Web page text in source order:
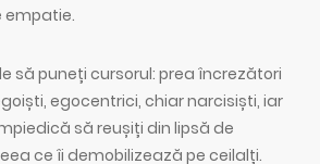
să puneți cursorul: prea încrezători
egocentrici, chiar narcisiști, iar
să reușiți din lipsă de
ce îi demobilizează pe ceilalți.